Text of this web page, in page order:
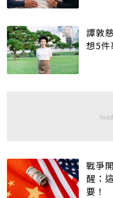
譚敦
想5件
戰爭
醒：
要！